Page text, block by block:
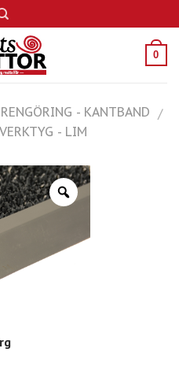
0
- KANTBAND /
- LIM